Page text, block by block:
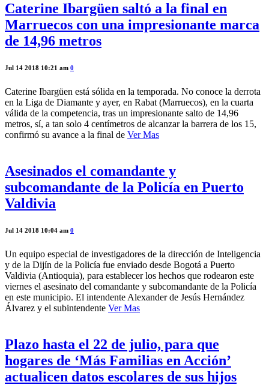
Caterine Ibargüen saltó a la final en
Marruecos con una impresionante marca
de 14,96 metros
Jul 14 2018 10:21 am 0
Caterine Ibargüen está sólida en la temporada. No conoce la derrota
en la Liga de Diamante y ayer, en Rabat (Marruecos), en la cuarta
válida de la competencia, tras un impresionante salto de 14,96
metros, sí, a tan solo 4 centímetros de alcanzar la barrera de los 15,
confirmó su avance a la final de Ver Mas
Asesinados el comandante y
subcomandante de la Policía en Puerto
Valdivia
Jul 14 2018 10:04 am 0
Un equipo especial de investigadores de la dirección de Inteligencia
y de la Dijín de la Policía fue enviado desde Bogotá a Puerto
Valdivia (Antioquia), para establecer los hechos que rodearon este
viernes el asesinato del comandante y subcomandante de la Policía
en este municipio. El intendente Alexander de Jesús Hernández
Álvarez y el subintendente Ver Mas
Plazo hasta el 22 de julio, para que
hogares de ‘Más Familias en Acción’
actualicen datos escolares de sus hijos